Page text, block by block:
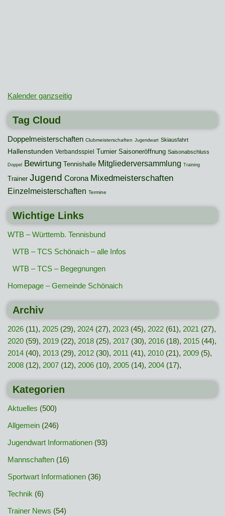
Kalender ganzseitig
Tag Cloud
Doppelmeisterschaften Clubmeisterschaften Jugendwart Skiausfahrt
Hallenstunden Verbandsspiel Turnier Saisoneröffnung Saisonabschluss
Doppel Bewirtung Tennishalle Mitgliederversammlung Training
Trainer Jugend Corona Mixedmeisterschaften
Einzelmeisterschaften Termine
Wichtige Links
WTB – Württemb. Tennisbund
WTB – TCS Schönaich – alle Infos
WTB – TCS – Begegnungen
Homepage – Gemeinde Schönaich
Archiv
2026 (11), 2025 (29), 2024 (27), 2023 (45), 2022 (61), 2021 (27),
2020 (59), 2019 (22), 2018 (25), 2017 (30), 2016 (18), 2015 (44),
2014 (40), 2013 (29), 2012 (30), 2011 (41), 2010 (21), 2009 (5),
2008 (12), 2007 (12), 2006 (10), 2005 (14), 2004 (17),
Kategorien
Aktuelles (500)
Allgemein (246)
Jugendwart Informationen (93)
Mannschaften (16)
Sportwart Informationen (36)
Technik (6)
Trainer News (54)